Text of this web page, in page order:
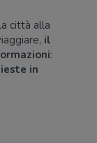
città alla
il
:
in